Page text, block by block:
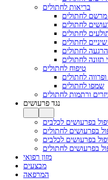
בריאות לחתולים
מרשם לחתולים
לחתולים
לחתולים
שיניים לחתולים
לחתולים
תזונה לחתולים
טיפוח לחתולים
לחתולים
שמפו לחתולים
ורתמות לחתולים
נגד פרעושים
בפרעושים לכלבים
בפרעושים לחתולים
בפרעושים לכלבים
בפרעושים לחתולים
מזון רפואי
מבצעים
המרפאה